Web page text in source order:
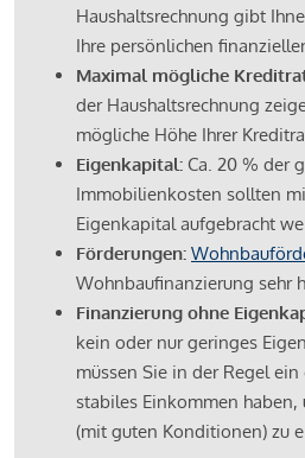
Haushaltsrechnung gibt
Ihre persönlichen
Maximal mögliche
der Haushaltsrechnung
mögliche Höhe Ihrer
Eigenkapital: Ca. 20 % der
Immobilienkosten sollten
Eigenkapital aufgebracht
Förderungen:
Wohnbaufinanzierung sehr
Finanzierung ohne
kein oder nur geringes
müssen Sie in der Regel
stabiles Einkommen haben,
(mit guten Konditionen) zu